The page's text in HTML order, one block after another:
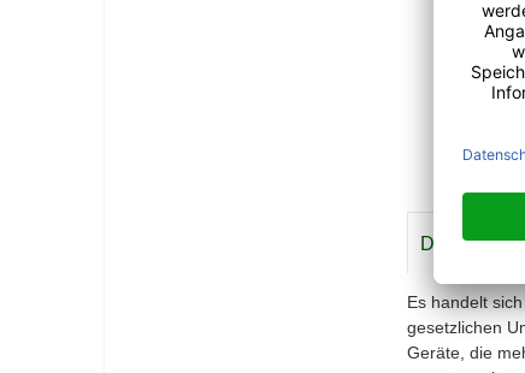
Details
Es handelt
gesetzlichen
Geräte, die